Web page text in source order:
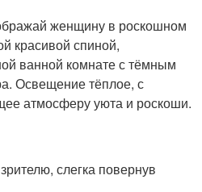
женщину в роскошном
красивой спиной,
ванной комнате с тёмным
Освещение тёплое, с
атмосферу уюта и роскоши.
слегка повернув